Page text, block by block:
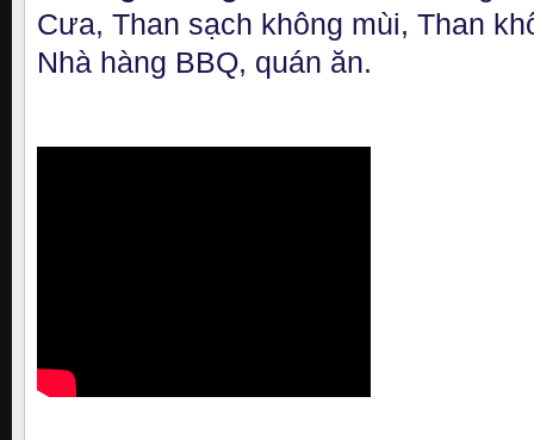
Cưa, Than sạch không mùi, Than
Nhà hàng BBQ, quán ăn.